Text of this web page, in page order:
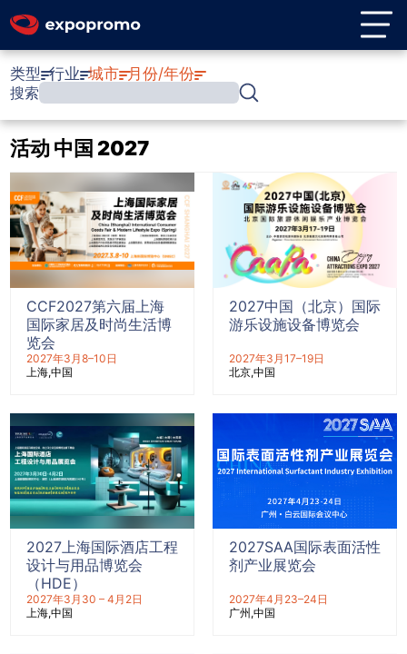
类型 行业 城市 月份/年份
搜索
活动 中国 2027
CCF2027第六届上海
国际家居及时尚生活博
览会
2027年3月8–10日
上海 中国
2027中国（北京）国际
游乐设施设备博览会
2027年3月17–19日
北京 中国
2027上海国际酒店工程
设计与用品博览会
（HDE）
2027年3月30 – 4月2日
上海 中国
2027SAA国际表面活性
剂产业展览会
2027年4月23–24日
广州 中国